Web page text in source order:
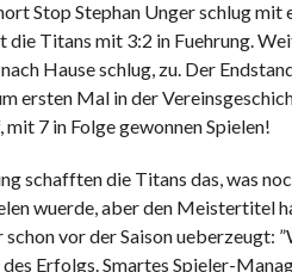
Stop Stephan Unger schlug
die Titans mit 3:2 in Fuehrung.
Hause schlug, zu. Der
ersten Mal in der
7 in Folge gewonnen Spielen!
schafften die Titans das, was
wuerde, aber den Meistertitel
vor der Saison ueberzeugt:
Erfolgs. Smartes Spieler-